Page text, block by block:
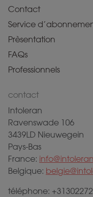
Contact
Service
Prèsentation
FAQs
Professionnels
contact
Intoleran
Ravenswade 106
3439LD Nieuwegein
Pays-Bas
France:
Belgique:
téléphone: